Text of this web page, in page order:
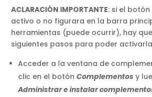
ACLARACIÓN IMPORTANTE: si el
activo o no figurara en la barra
herramientas (puede ocurrir), hay
siguientes pasos para poder
Acceder a la ventana de
clic en el botónComplementos y
Administrar e instalar